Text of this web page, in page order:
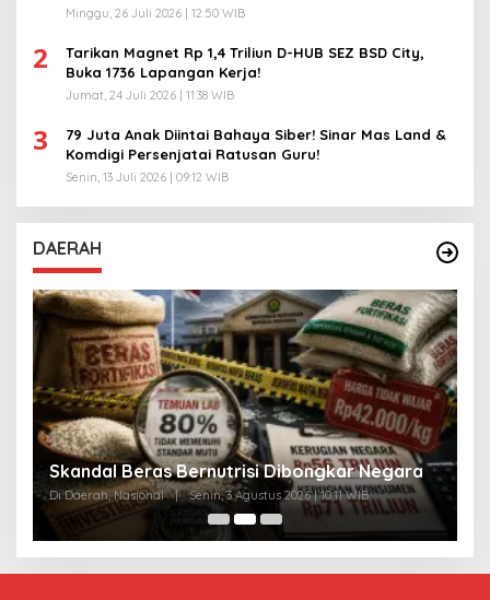
Minggu, 26 Juli 2026 | 12:50 WIB
2
Tarikan Magnet Rp 1,4 Triliun D-HUB SEZ BSD City,
Buka 1736 Lapangan Kerja!
Jumat, 24 Juli 2026 | 11:38 WIB
3
79 Juta Anak Diintai Bahaya Siber! Sinar Mas Land &
Komdigi Persenjatai Ratusan Guru!
Senin, 13 Juli 2026 | 09:12 WIB
DAERAH
Skandal Beras Bernutrisi Dibongkar Negara
Di Daerah, Nasional | Senin, 3 Agustus 2026 | 10:11 WIB